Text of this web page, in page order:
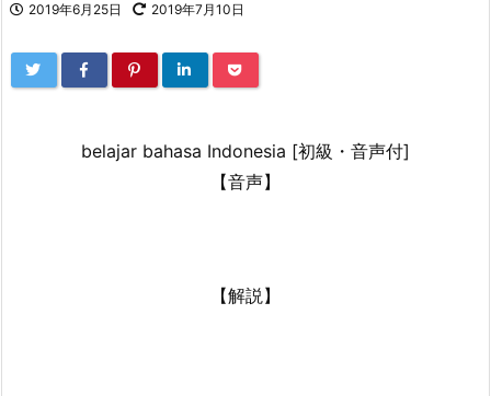
2019年6月25日 2019年7月10日
belajar bahasa Indonesia [初級・音声付]
【音声】
【解説】